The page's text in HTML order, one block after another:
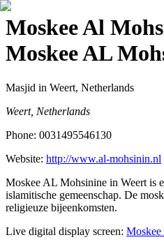
Moskee Al
Moskee AL
Masjid in Weert, Netherlands
Weert, Netherlands
Phone: 0031495546130
Website: http://www.al-mohsinin.nl
Moskee AL Mohsinine in Weert is
islamitische gemeenschap. De
religieuze bijeenkomsten.
Live digital display screen: